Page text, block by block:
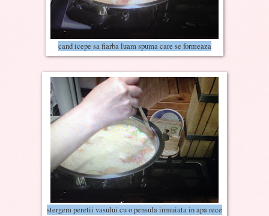
cand icepe sa fiarba luam spuma care se formeaza
stergem peretii vasului cu o pensula inmuiata in apa rece